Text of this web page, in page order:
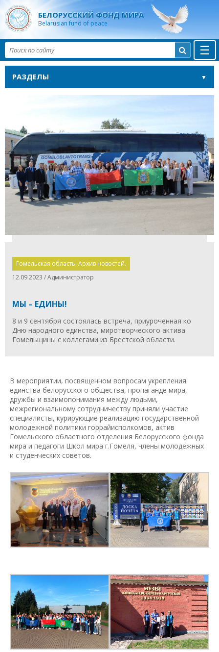
БЕЛОРУССКИЙ ФОНД МИРА
Belarusian fund of peace
☰

РАЗДЕЛЫ
Гомельская область. Архив новостей.
12.09.2023 / Администратор
МЫ – ЕДИНЫ!
8 и 9 сентября состоялась встреча, приуроченная ко
Дню народного единства, миротворческого актива
Гомельщины с коллегами из Брестской области.
В мероприятии, посвященном вопросам укрепления
единства белорусского общества, пропаганде мира,
дружбы и взаимопонимания между людьми,
межрегиональному сотрудничеству приняли участие
специалисты, курирующие реализацию государственной
молодежной политики горрайисполкомов, актив
Гомельского областного отделения Белорусского фонда
мира и педагоги Школ мира г.Гомеля, члены молодежных
и студенческих советов.